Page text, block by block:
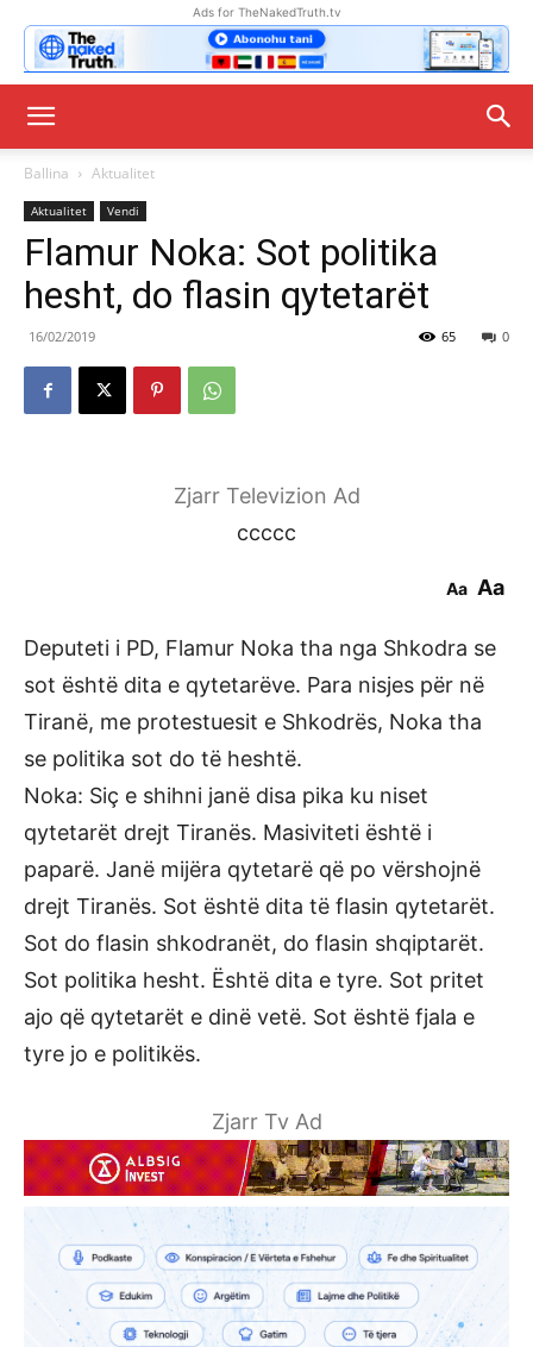
Ads for TheNakedTruth.tv
Ballina Aktualitet
Aktualitet Vendi
Flamur Noka: Sot politika
hesht, do flasin qytetarët
16/02/2019 0
65
Zjarr Televizion Ad
ccccc
Aa Aa
Deputeti i PD, Flamur Noka tha nga Shkodra se
sot është dita e qytetarëve. Para nisjes për në
Tiranë, me protestuesit e Shkodrës, Noka tha
se politika sot do të heshtë.
Noka: Siç e shihni janë disa pika ku niset
qytetarët drejt Tiranës. Masiviteti është i
paparë. Janë mijëra qytetarë që po vërshojnë
drejt Tiranës. Sot është dita të flasin qytetarët.
Sot do flasin shkodranët, do flasin shqiptarët.
Sot politika hesht. Është dita e tyre. Sot pritet
ajo që qytetarët e dinë vetë. Sot është fjala e
tyre jo e politikës.
Zjarr Tv Ad